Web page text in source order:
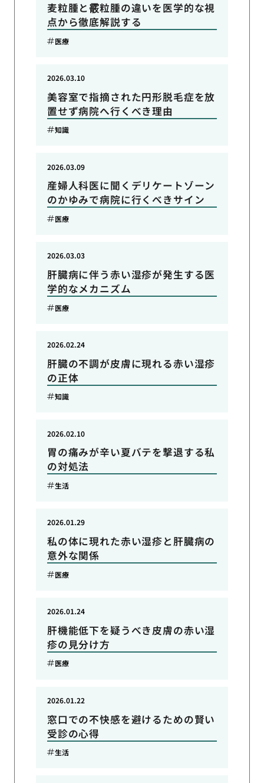
麦粒腫と霰粒腫の違いを医学的な視
点から徹底解説する
医療
美容室で指摘された円形脱毛症を放
置せず病院へ行くべき理由
2026.03.10
知識
産婦人科医に聞くデリケートゾーン
のかゆみで病院に行くべきサイン
2026.03.09
医療
肝臓病に伴う赤い湿疹が発生する医
学的なメカニズム
2026.03.03
医療
肝臓の不調が皮膚に現れる赤い湿疹
の正体
2026.02.24
知識
胃の痛みが辛い夏バテを撃退する私
の対処法
2026.02.10
生活
私の体に現れた赤い湿疹と肝臓病の
意外な関係
2026.01.29
医療
肝機能低下を疑うべき皮膚の赤い湿
疹の見分け方
2026.01.24
医療
窓口での不快感を避けるための賢い
受診の心得
2026.01.22
生活